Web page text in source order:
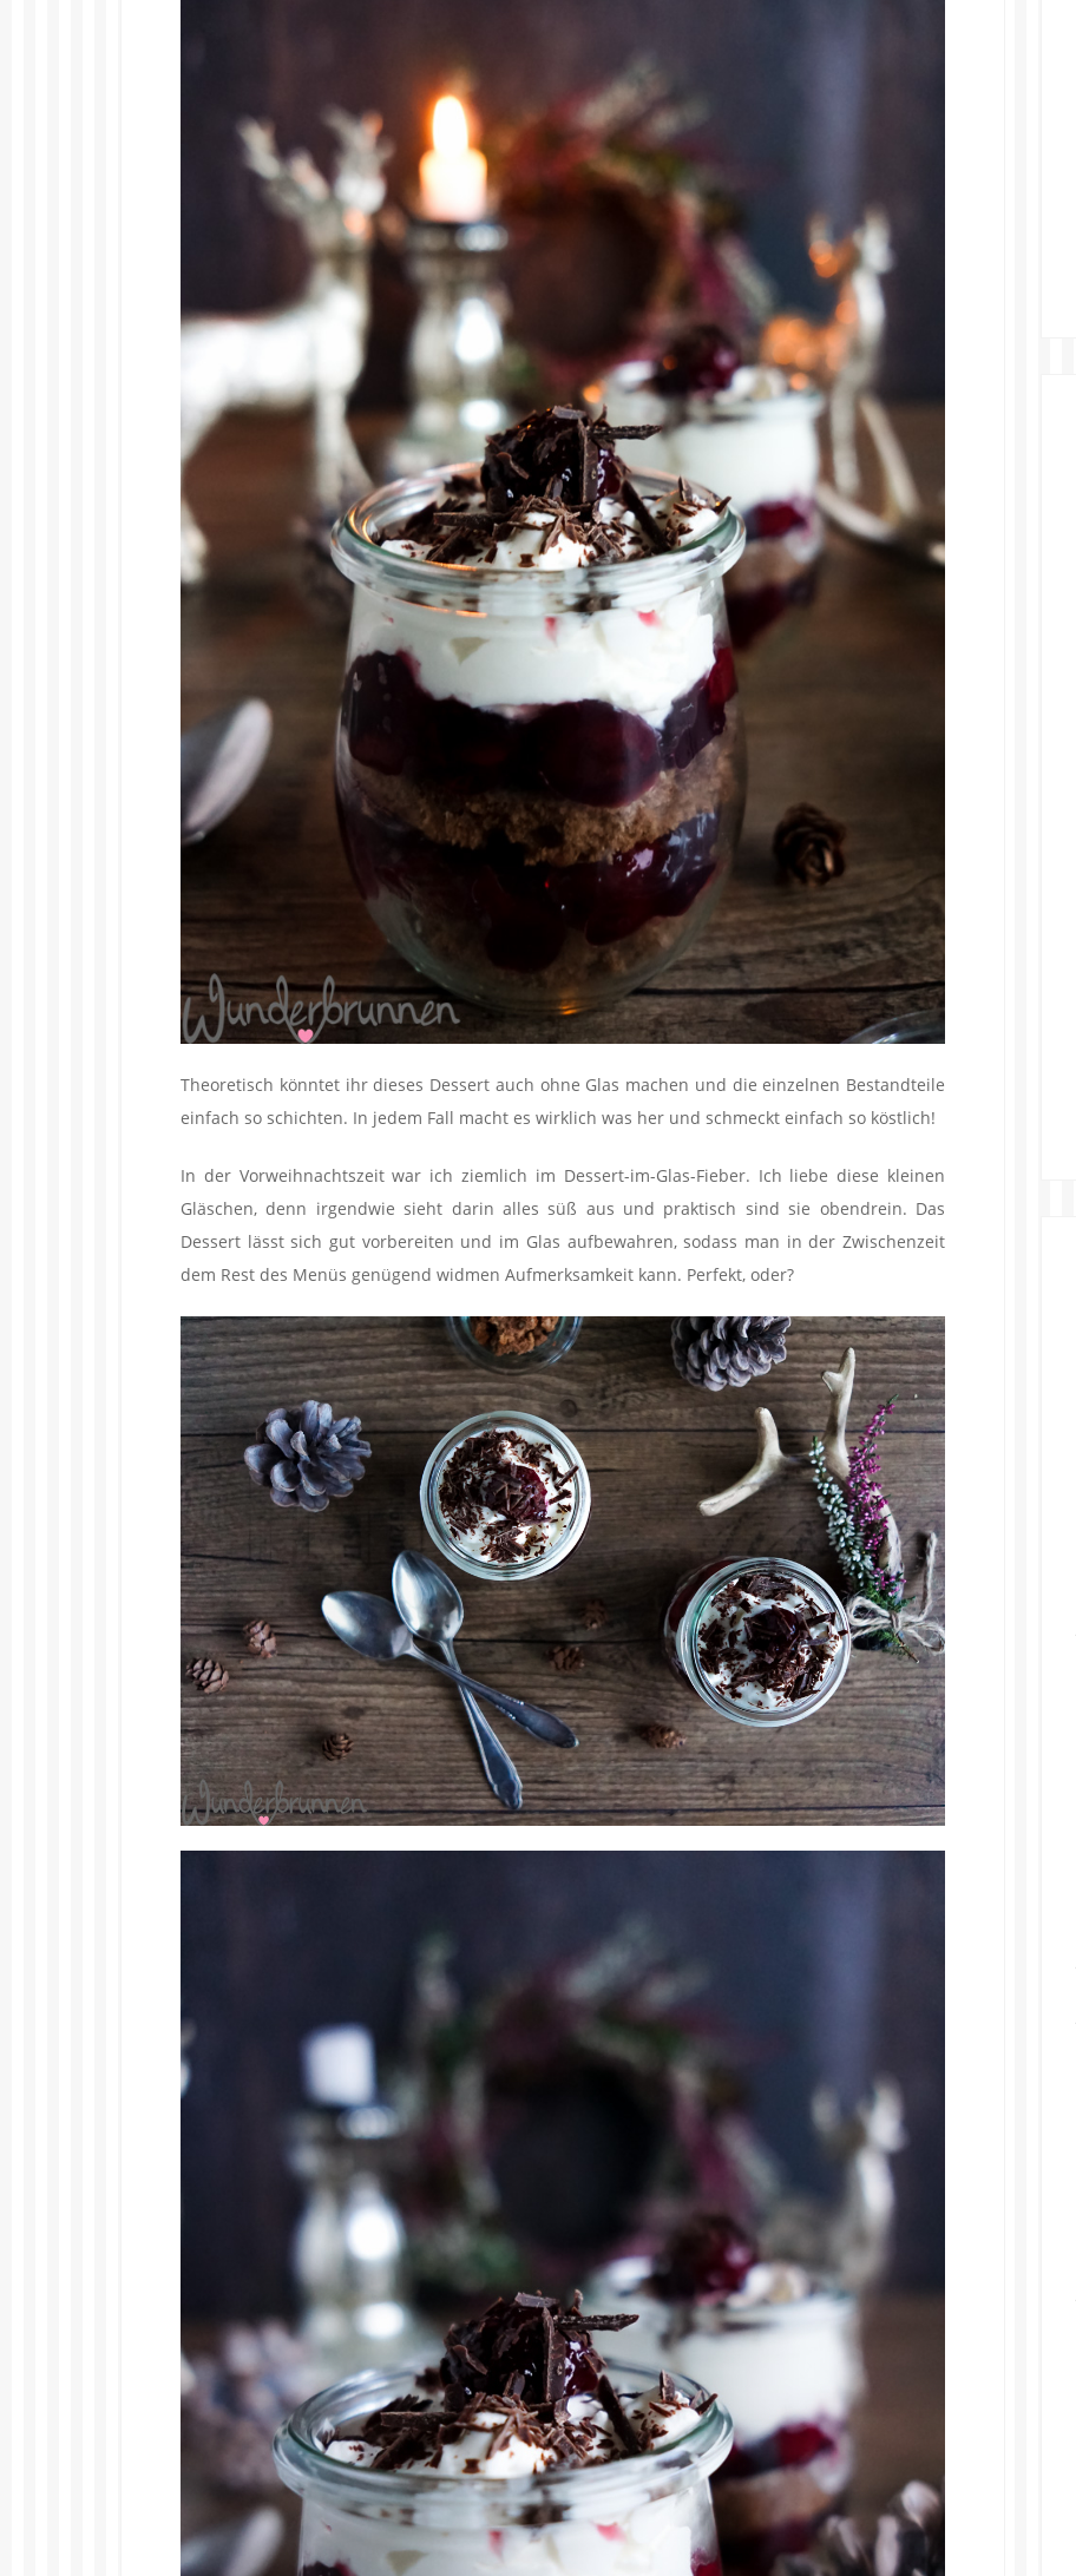
Theoretisch könntet ihr dieses Dessert auch ohne Glas machen und die einzelnen Bestandteile
einfach so schichten. In jedem Fall macht es wirklich was her und schmeckt einfach so köstlich!
In der Vorweihnachtszeit war ich ziemlich im Dessert-im-Glas-Fieber. Ich liebe diese kleinen
Gläschen, denn irgendwie sieht darin alles süß aus und praktisch sind sie obendrein. Das
Dessert lässt sich gut vorbereiten und im Glas aufbewahren, sodass man in der Zwischenzeit
dem Rest des Menüs genügend widmen Aufmerksamkeit kann. Perfekt, oder?